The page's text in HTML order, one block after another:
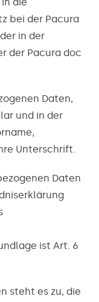
bei der Pacura
in der
der Pacura doc
Daten,
und in der
Unterschrift.
Daten
ist Art. 6
steht es zu, die